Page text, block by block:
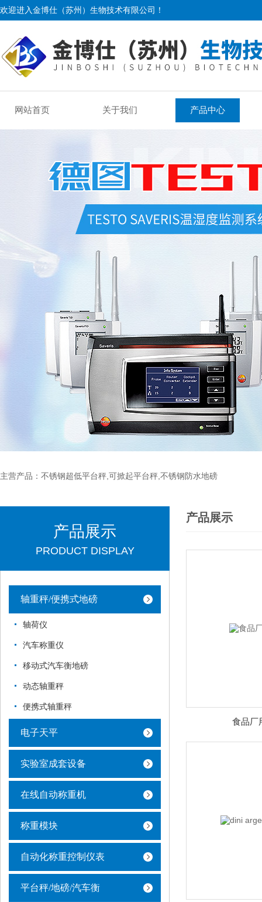
欢迎进入金博仕（苏州）生物技术有限公司！
网站首页 关于我们 产品中心
主营产品：不锈钢超低平台秤,可掀起平台秤,不锈钢防水地磅
产品展示
PRODUCT DISPLAY
轴重秤/便携式地磅
轴荷仪
汽车称重仪
移动式汽车衡地磅
动态轴重秤
便携式轴重秤
电子天平
实验室成套设备
在线自动称重机
称重模块
自动化称重控制仪表
平台秤/地磅/汽车衡
产品展示
食品厂